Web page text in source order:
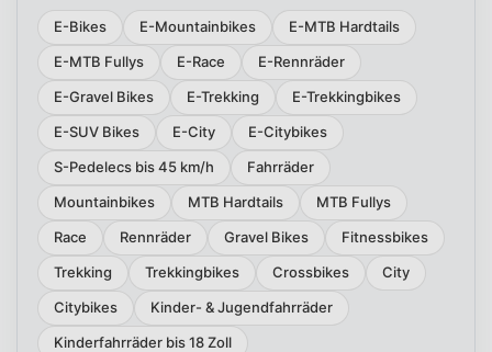
E-Bikes E-Mountainbikes
E-MTB Hardtails
E-MTB Fullys
E-Race
E-Rennräder
E-Gravel Bikes
E-Trekking
E-Trekkingbikes
E-SUV Bikes
E-City
E-Citybikes
S-Pedelecs bis 45 km/h
Fahrräder
Mountainbikes
MTB Hardtails
MTB Fullys
Race
Rennräder Gravel Bikes
Fitnessbikes
Trekking
Trekkingbikes Crossbikes
City
Citybikes
Kinder- & Jugendfahrräder
Kinderfahrräder bis 18 Zoll